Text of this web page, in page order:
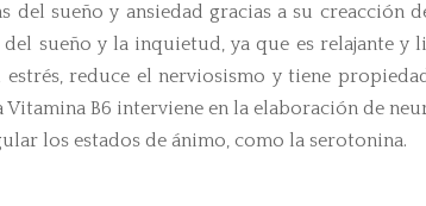
sueño y ansiedad gracias a su creacción
sueño y la inquietud, ya que es relajante y
reduce el nerviosismo y tiene
B6 interviene en la elaboración de
los estados de ánimo, como la serotonina.